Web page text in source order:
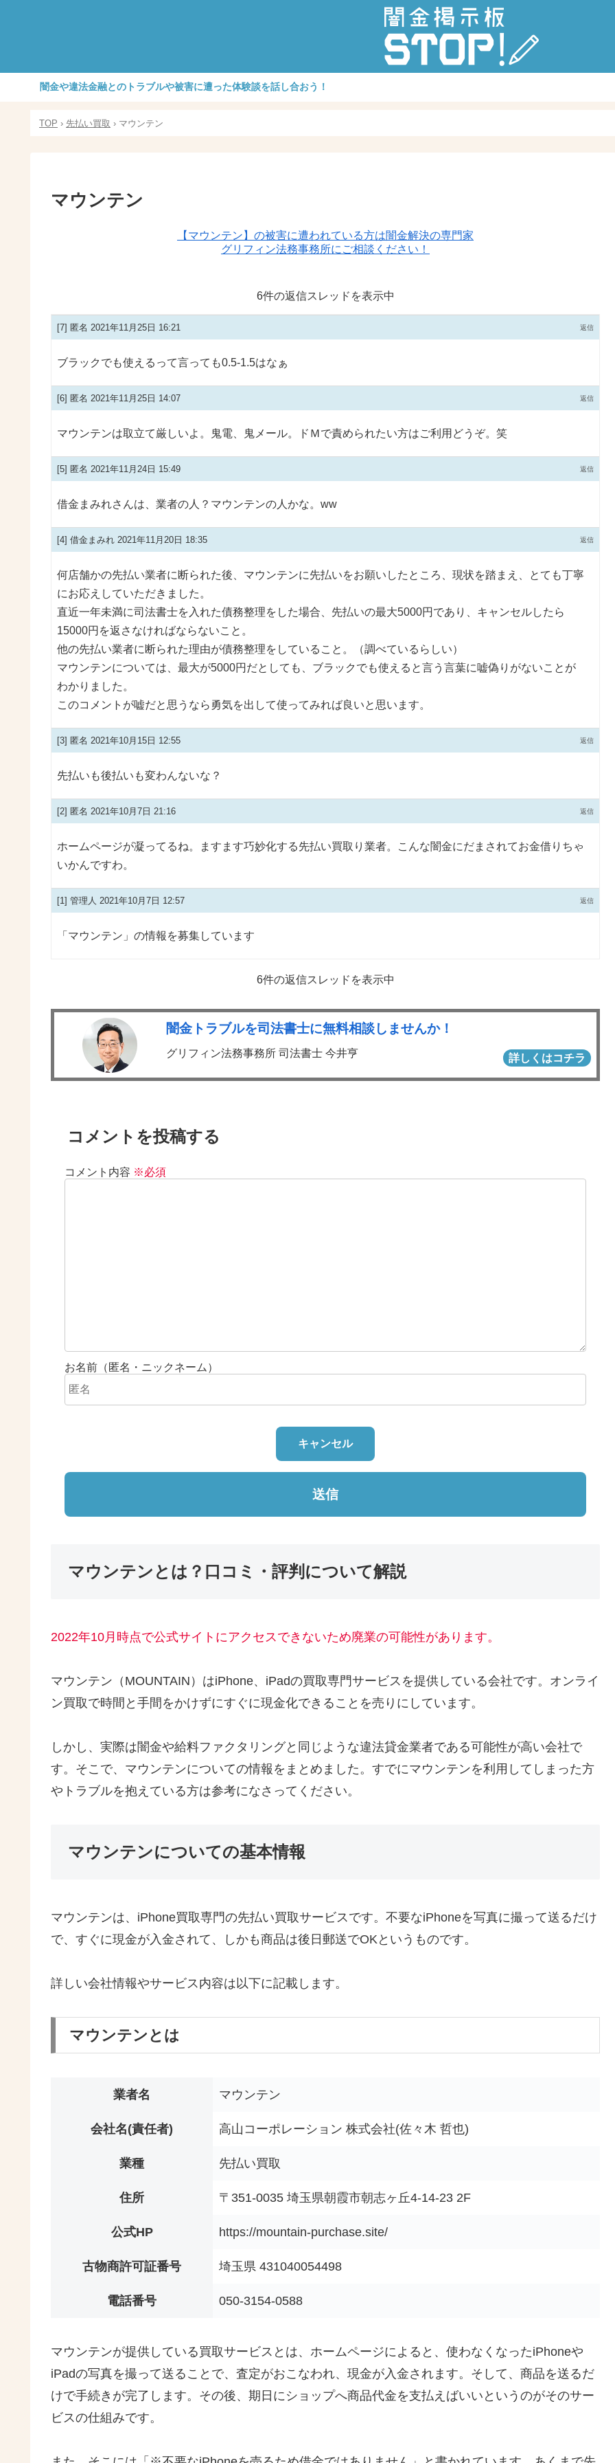
闇金や違法金融とのトラブルや被害に遭った体験談を話し合おう！
TOP › 先払い買取 › マウンテン
マウンテン
【マウンテン】の被害に遭われている方は闇金解決の専門家
グリフィン法務事務所にご相談ください！
6件の返信スレッドを表示中
[7] 匿名 2021年11月25日 16:21 返信
ブラックでも使えるって言っても0.5-1.5はなぁ
[6] 匿名 2021年11月25日 14:07 返信
マウンテンは取立て厳しいよ。鬼電、鬼メール。ドＭで責められたい方はご利用どうぞ。笑
[5] 匿名 2021年11月24日 15:49 返信
借金まみれさんは、業者の人？マウンテンの人かな。ww
[4] 借金まみれ 2021年11月20日 18:35 返信
何店舗かの先払い業者に断られた後、マウンテンに先払いをお願いしたところ、現状を踏まえ、とても丁寧
にお応えしていただきました。
直近一年未満に司法書士を入れた債務整理をした場合、先払いの最大5000円であり、キャンセルしたら
15000円を返さなければならないこと。
他の先払い業者に断られた理由が債務整理をしていること。（調べているらしい）
マウンテンについては、最大が5000円だとしても、ブラックでも使えると言う言葉に嘘偽りがないことが
わかりました。
このコメントが嘘だと思うなら勇気を出して使ってみれば良いと思います。
[3] 匿名 2021年10月15日 12:55 返信
先払いも後払いも変わんないな？
[2] 匿名 2021年10月7日 21:16 返信
ホームページが凝ってるね。ますます巧妙化する先払い買取り業者。こんな闇金にだまされてお金借りちゃ
いかんですわ。
[1] 管理人 2021年10月7日 12:57 返信
「マウンテン」の情報を募集しています
6件の返信スレッドを表示中
闇金トラブルを司法書士に無料相談しませんか！
グリフィン法務事務所 司法書士 今井亨 詳しくはコチラ
コメントを投稿する
コメント内容 ※必須
お名前（匿名・ニックネーム）
キャンセル
送信
マウンテンとは？口コミ・評判について解説
2022年10月時点で公式サイトにアクセスできないため廃業の可能性があります。
マウンテン（MOUNTAIN）はiPhone、iPadの買取専門サービスを提供している会社です。オンライ
ン買取で時間と手間をかけずにすぐに現金化できることを売りにしています。
しかし、実際は闇金や給料ファクタリングと同じような違法貸金業者である可能性が高い会社で
す。そこで、マウンテンについての情報をまとめました。すでにマウンテンを利用してしまった方
やトラブルを抱えている方は参考になさってください。
マウンテンについての基本情報
マウンテンは、iPhone買取専門の先払い買取サービスです。不要なiPhoneを写真に撮って送るだけ
で、すぐに現金が入金されて、しかも商品は後日郵送でOKというものです。
詳しい会社情報やサービス内容は以下に記載します。
マウンテンとは
業者名 マウンテン
会社名(責任者) 高山コーポレーション 株式会社(佐々木 哲也)
業種 先払い買取
住所 〒351-0035 埼玉県朝霞市朝志ヶ丘4-14-23 2F
公式HP https://mountain-purchase.site/
古物商許可証番号 埼玉県 431040054498
電話番号 050-3154-0588
マウンテンが提供している買取サービスとは、ホームページによると、使わなくなったiPhoneや
iPadの写真を撮って送ることで、査定がおこなわれ、現金が入金されます。そして、商品を送るだ
けで手続きが完了します。その後、期日にショップへ商品代金を支払えばいいというのがそのサー
ビスの仕組みです。